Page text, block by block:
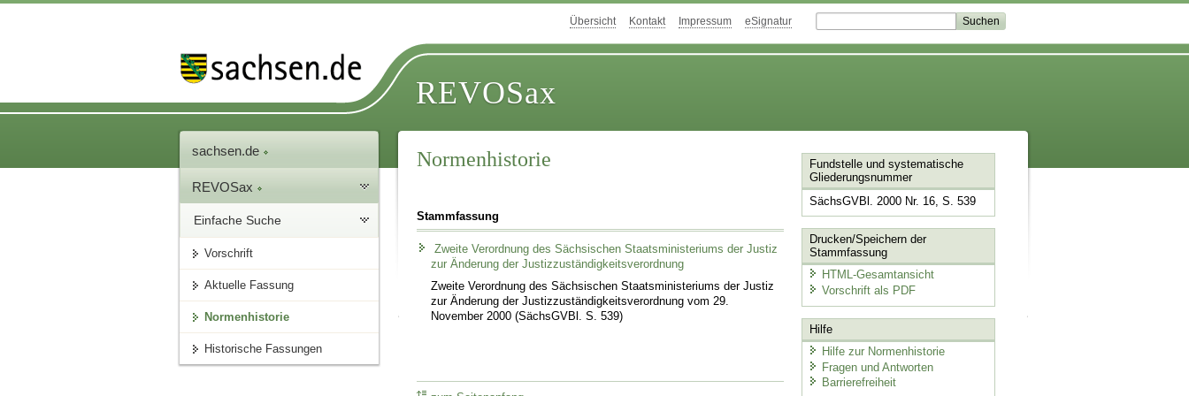
Übersicht Kontakt Impressum eSignatur
REVOSax
sachsen.de
REVOSax
Einfache Suche
Vorschrift
Aktuelle Fassung
Normenhistorie
Historische Fassungen
Normenhistorie
Stammfassung
Zweite Verordnung des Sächsischen Staatsministeriums der Justiz
zur Änderung der Justizzuständigkeitsverordnung
Zweite Verordnung des Sächsischen Staatsministeriums der Justiz
zur Änderung der Justizzuständigkeitsverordnung vom 29.
November 2000 (SächsGVBl. S. 539)
Fundstelle und systematische
Gliederungsnummer
SächsGVBl. 2000 Nr. 16, S. 539
Drucken/Speichern der
Stammfassung
HTML-Gesamtansicht
Vorschrift als PDF
Hilfe
Hilfe zur Normenhistorie
Fragen und Antworten
Barrierefreiheit